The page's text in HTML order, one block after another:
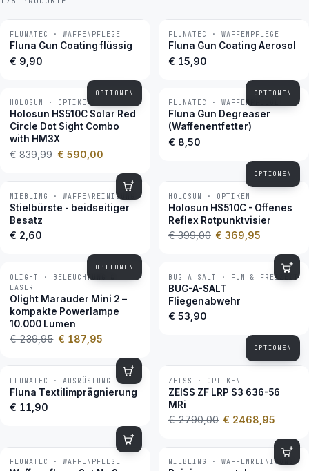
BESTSELLER
FLUNATEC · WAFFENPFLEGE
Fluna Gun Coating flüssig
€ 9,90
OPTIONEN
BESTSELLER
FLUNATEC · WAFFENPFLEGE
Fluna Gun Coating Aerosol
€ 15,90
OPTIONEN
−30 %
HOLOSUN · OPTIKEN
Holosun HS510C Solar Red
Circle Dot Sight Combo
with HM3X
€ 839,99 € 590,00
BESTSELLER
FLUNATEC · WAFFENPFLEGE
Fluna Gun Degreaser
(Waffenentfetter)
€ 8,50
OPTIONEN
BESTSELLER
NIEBLING · WAFFENREINIGUNG
Stielbürste - beidseitiger
Besatz
€ 2,60
OPTIONEN
−7 %
HOLOSUN · OPTIKEN
Holosun HS510C - Offenes
Reflex Rotpunktvisier
€ 399,00 € 369,95
−22 %
OLIGHT · BELEUCHTUNG &
LASER
Olight Marauder Mini 2 –
kompakte Powerlampe
10.000 Lumen
€ 239,95 € 187,95
BESTSELLER
BUG A SALT · FUN & FREIZEIT
BUG-A-SALT
Fliegenabwehr
€ 53,90
OPTIONEN
BESTSELLER
FLUNATEC · AUSRÜSTUNG
Fluna Textilimprägnierung
€ 11,90
−12 %
ZEISS · OPTIKEN
ZEISS ZF LRP S3 636-56
MRi
€ 2790,00 € 2468,95
BESTSELLER
FLUNATEC · WAFFENPFLEGE BESTSELLER
NIEBLING · WAFFENREINIGUNG